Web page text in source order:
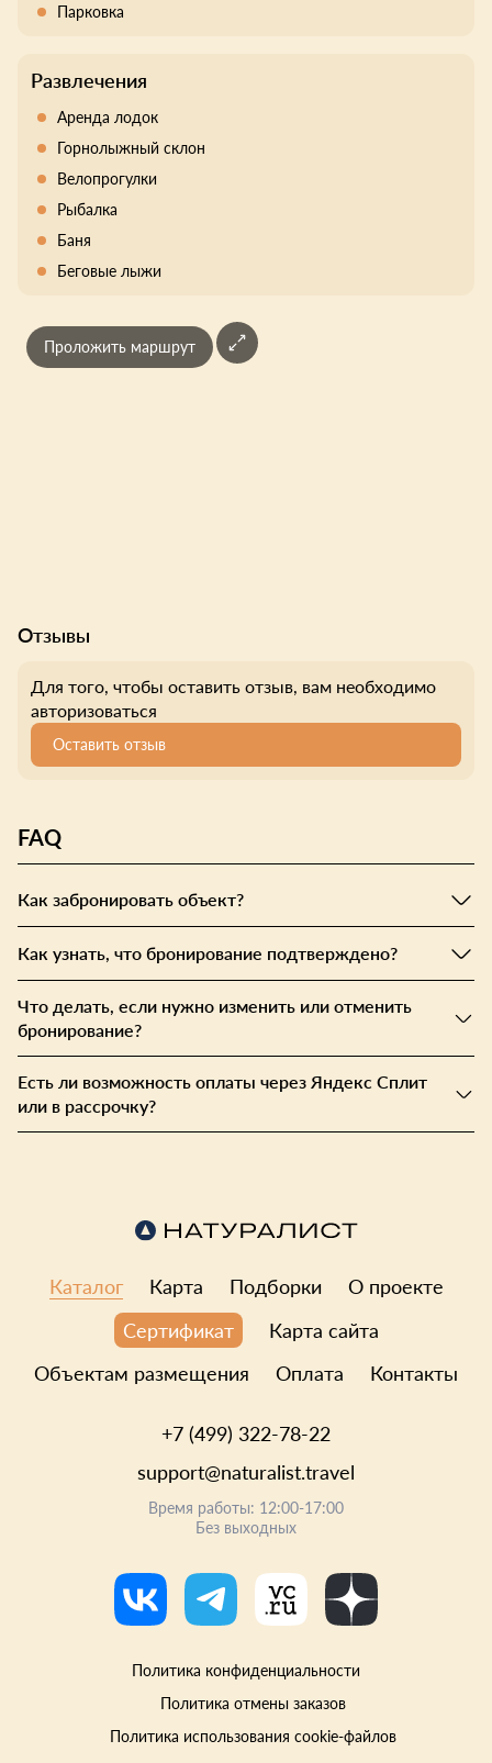
Парковка
Развлечения
Аренда лодок
Горнолыжный склон
Велопрогулки
Рыбалка
Баня
Беговые лыжи
Проложить маршрут
Отзывы
Для того, чтобы оставить отзыв, вам необходимо
авторизоваться
Оставить отзыв
FAQ
Как забронировать объект?
Как узнать, что бронирование подтверждено?
Что делать, если нужно изменить или отменить
бронирование?
Есть ли возможность оплаты через Яндекс Сплит
или в рассрочку?
Каталог Карта Подборки
О проекте
Сертификат
Карта сайта
Объектам размещения
Оплата Контакты
+7 (499) 322-78-22
support@naturalist.travel
Время работы: 12:00-17:00
Без выходных
Политика конфиденциальности
Политика отмены заказов
Политика использования cookie-файлов